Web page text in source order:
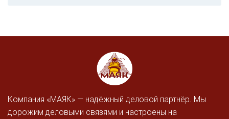
Компания «МАЯК» — надёжный деловой партнёр. Мы
дорожим деловыми связями и настроены на